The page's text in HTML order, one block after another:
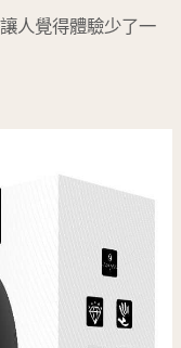
人覺得體驗少了一